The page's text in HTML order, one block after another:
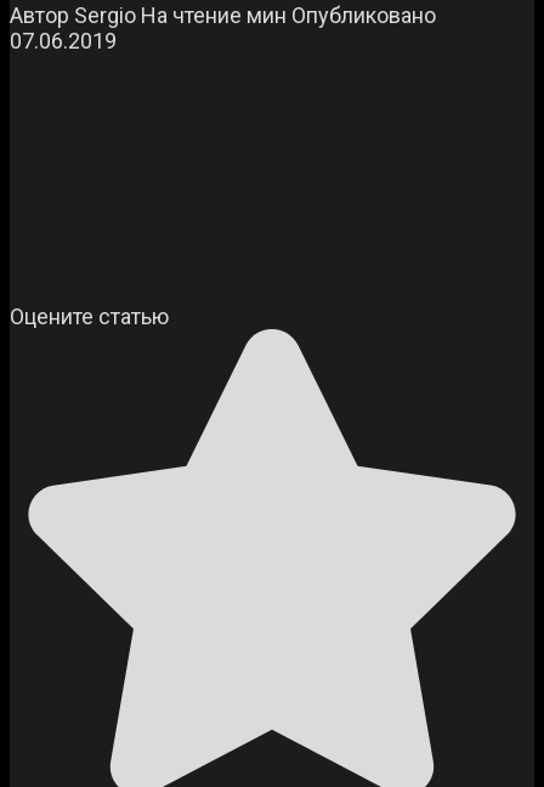
Автор Sergio На чтение мин Опубликовано
07.06.2019
Оцените статью